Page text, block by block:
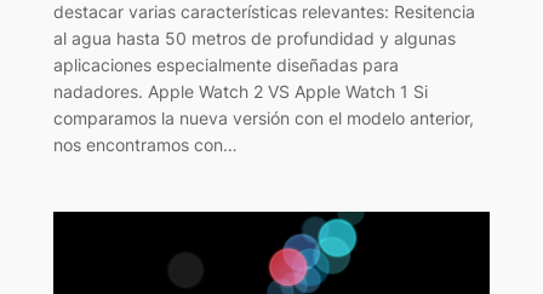
destacar varias características relevantes: Resitencia
al agua hasta 50 metros de profundidad y algunas
aplicaciones especialmente diseñadas para
nadadores. Apple Watch 2 VS Apple Watch 1 Si
comparamos la nueva versión con el modelo anterior,
nos encontramos con…